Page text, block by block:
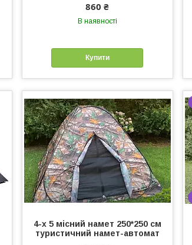
860 ₴
В наявності
Купити
4-х 5 місний намет 250*250 см
туристичний намет-автомат